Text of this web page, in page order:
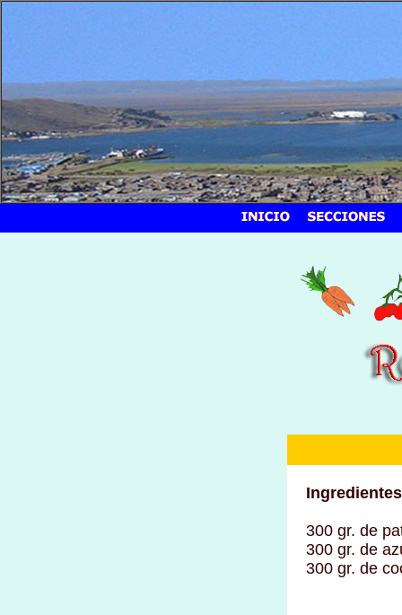
300 gr. de
300 gr. de
300 gr. de